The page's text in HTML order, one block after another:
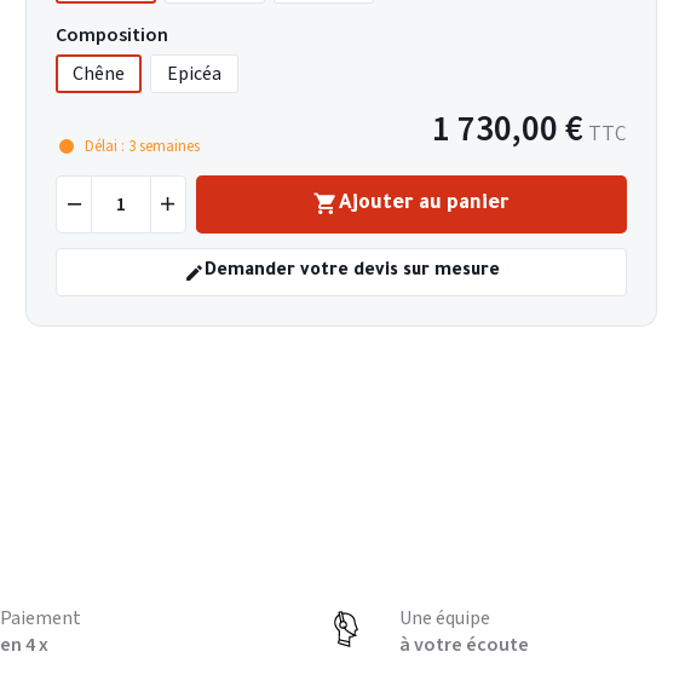
Composition
Chêne
Epicéa
1 730,00 € TTC
Délai : 3 semaines
Ajouter au panier
Demander votre devis sur mesure
Paiement
en 4 x
Une équipe
à votre écoute